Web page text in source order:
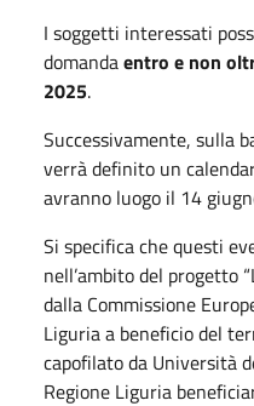
I soggetti interessati
domandaentro e non
2025.
Successivamente, sulla
verrà definito un
avranno luogo il 14
Si specifica che questi
nell’ambito del progetto
dalla Commissione
Liguria a beneficio del
capofilato da Università
Regione Liguria